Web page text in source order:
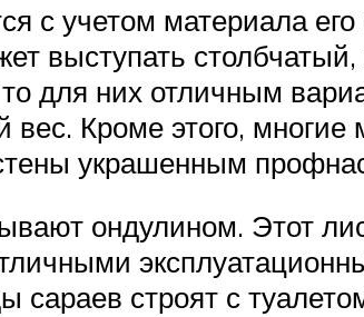
с учетом материала
выступать
для них отличным
Кроме этого, многие
украшенным
ондулином. Этот
сараев строят с